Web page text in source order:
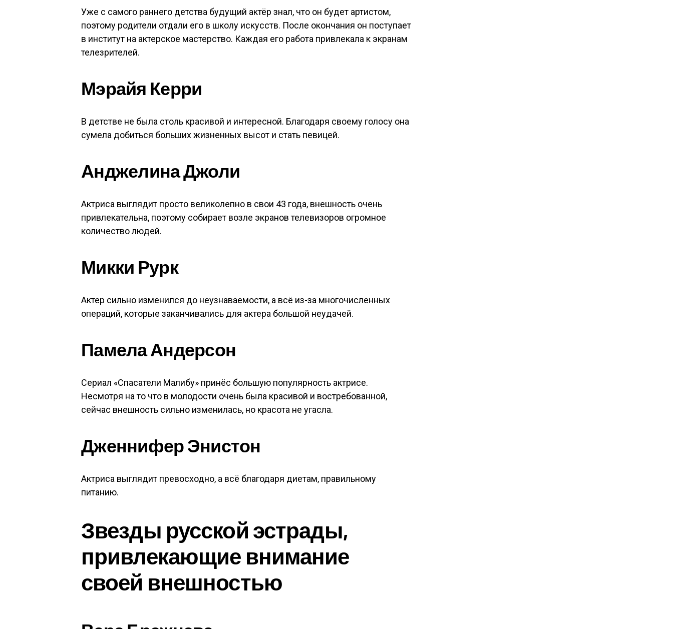
Уже с самого раннего детства будущий актёр знал, что он будет артистом,
поэтому родители отдали его в школу искусств. После окончания он поступает
в институт на актерское мастерство. Каждая его работа привлекала к экранам
телезрителей.
Мэрайя Керри
В детстве не была столь красивой и интересной. Благодаря своему голосу она
сумела добиться больших жизненных высот и стать певицей.
Анджелина Джоли
Актриса выглядит просто великолепно в свои 43 года, внешность очень
привлекательна, поэтому собирает возле экранов телевизоров огромное
количество людей.
Микки Рурк
Актер сильно изменился до неузнаваемости, а всё из-за многочисленных
операций, которые заканчивались для актера большой неудачей.
Памела Андерсон
Сериал «Спасатели Малибу» принёс большую популярность актрисе.
Несмотря на то что в молодости очень была красивой и востребованной,
сейчас внешность сильно изменилась, но красота не угасла.
Дженнифер Энистон
Актриса выглядит превосходно, а всё благодаря диетам, правильному
питанию.
Звезды русской эстрады,
привлекающие внимание
своей внешностью